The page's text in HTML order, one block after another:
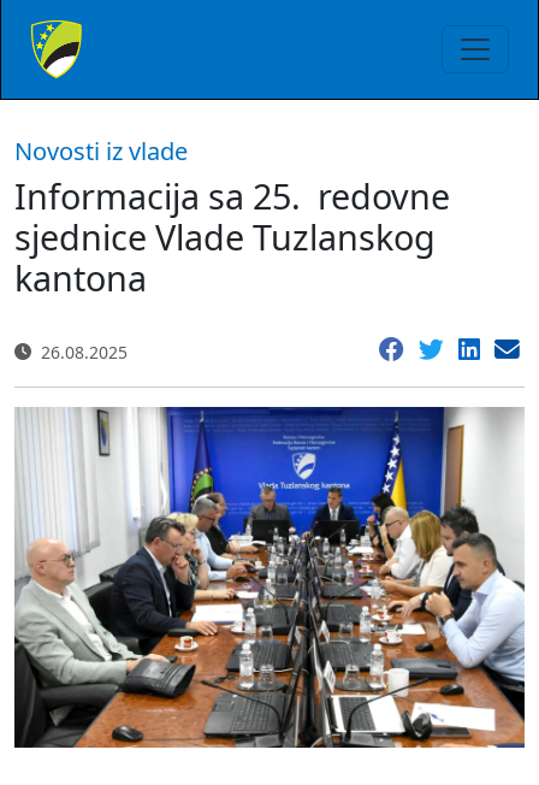
Novosti iz vlade
Informacija sa 25. redovne
sjednice Vlade Tuzlanskog
kantona
26.08.2025